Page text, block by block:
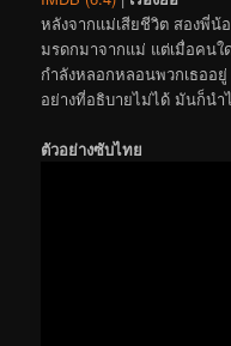
หลังจากแม่เสียชีวิต สองพี่น้
มรดกมาจากแม่ แต่เมื่อคนใ
กำลังหลอกหลอนพวกเธออ
อย่างที่อธิบายไม่ได้ มันก็น
ตัวอย่างซับไทย